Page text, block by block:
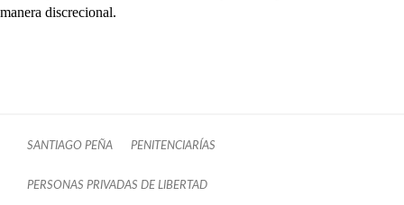
manera discrecional.
SANTIAGO PEÑA PENITENCIARÍAS
PERSONAS PRIVADAS DE LIBERTAD